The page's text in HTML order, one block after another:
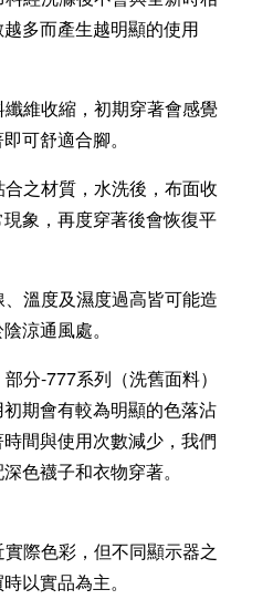
多而產生越明顯的使用
維收縮，初期穿著會感覺
可舒適合腳。
之材質，水洗後，布面收
象，再度穿著後會恢復平
溫度及濕度過高皆可能造
涼通風處。
分-777系列（洗舊面料）
期會有較為明顯的色落沾
間與使用次數減少，我們
色襪子和衣物穿著。
際色彩，但不同顯示器之
以實品為主。